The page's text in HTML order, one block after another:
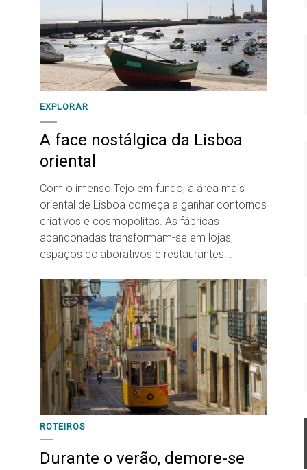
EXPLORAR
A face nostálgica da Lisboa
oriental
Com o imenso Tejo em fundo, a área mais
oriental de Lisboa começa a ganhar contornos
criativos e cosmopolitas. As fábricas
abandonadas transformam-se em lojas,
espaços colaborativos e restaurantes...
ROTEIROS
Durante o verão, demore-se